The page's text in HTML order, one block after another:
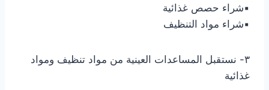
▪︎شراء حصص غذائية
▪︎شراء مواد التنظيف
٣- نستقبل المساعدات العينية من مواد تنظيف ومواد
غذائية